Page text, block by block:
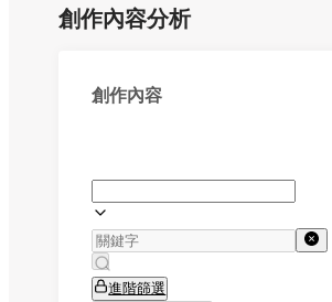
創作內容分析
創作內容
進階篩選